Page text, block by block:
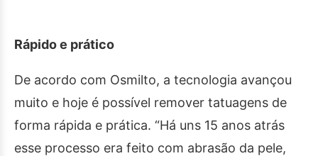
Rápido e prático
De acordo com Osmilto, a tecnologia avançou
muito e hoje é possível remover tatuagens de
forma rápida e prática. “Há uns 15 anos atrás
esse processo era feito com abrasão da pele,